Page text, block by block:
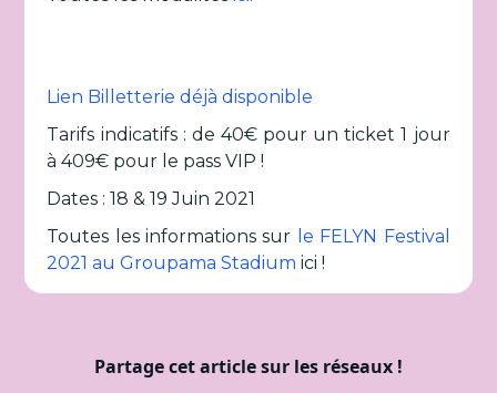
Lien Billetterie déjà disponible
Tarifs indicatifs : de 40€ pour un ticket 1 jour
à 409€ pour le pass VIP !
Dates : 18 & 19 Juin 2021
Toutes les informations sur le FELYN Festival
2021 au Groupama Stadium ici !
Partage cet article sur les réseaux !